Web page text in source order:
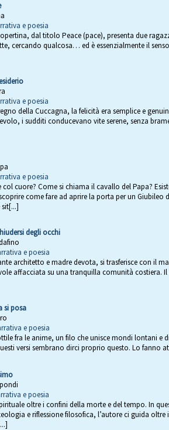
e poesia
dal titolo Peace (pace), presenta due
cercando qualcosa… ed è essenzialmente il
e poesia
della Cuccagna, la felicità era semplice e
i sudditi conducevano vite serene, senza
e poesia
col cuore? Come si chiama il cavallo del Papa?
come fare ad aprire la porta per un Giubileo
degli occhi
e poesia
architetto e madre devota, si trasferisce con il
affacciata su una tranquilla comunità costiera. Il
si posa
e poesia
fra le anime, un filo che unisce mondi lontani e
versi sembrano dirci proprio questo. Lo fanno
e poesia
oltre i confini della morte e del tempo. In
e riflessione filosofica, l’autore ci guida